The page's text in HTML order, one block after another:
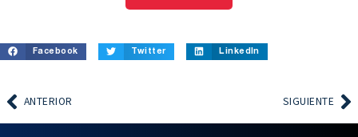
Facebook Twitter LinkedIn
ANTERIOR SIGUIENTE